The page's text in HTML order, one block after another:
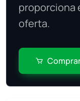
proporciona
oferta.